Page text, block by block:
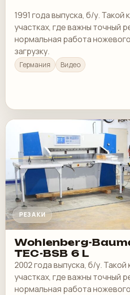
1991 года выпуска, б/у. Такой
участках, где важны точный
нормальная работа
загрузку.
Германия Видео
РЕЗАКИ
Wohlenberg-
TEC-BSB 6 L
2002 года выпуска, б/у. Такой
участках, где важны точный
нормальная работа